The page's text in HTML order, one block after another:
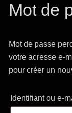
Mot de
Mot de passe
votre adresse e-
pour créer un
Identifiant ou e-